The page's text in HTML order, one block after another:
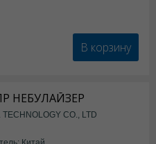
В корзину
НЕБУЛАЙЗЕР
CO., LTD